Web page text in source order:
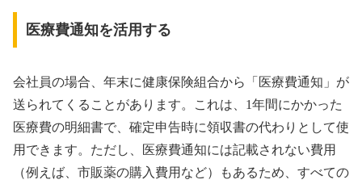
医療費通知を活用する
会社員の場合、年末に健康保険組合から「医療費通知」が
送られてくることがあります。これは、1年間にかかった
医療費の明細書で、確定申告時に領収書の代わりとして使
用できます。ただし、医療費通知には記載されない費用
（例えば、市販薬の購入費用など）もあるため、すべての